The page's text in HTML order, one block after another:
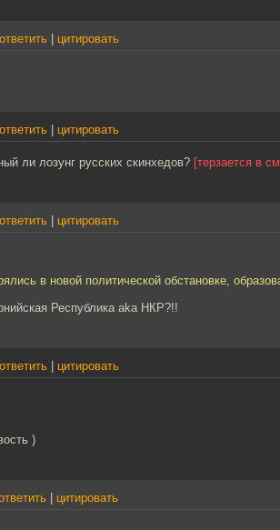
ответить цитировать
ответить цитировать
ли лозунг русских скинхедов? [терзается в
ответить цитировать
в новой политической обстановке,
Республика aka НКР?!!
ответить цитировать
)
цитировать